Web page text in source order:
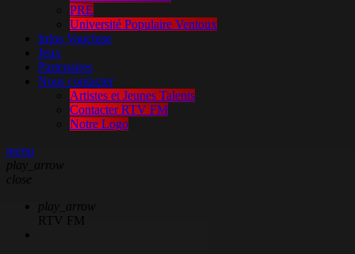
PRE
Université Populaire Ventoux
Infos Vaucluse
Jeux
Partenaires
Nous contacter
Artistes et Jeunes Talents
Contacter RTV FM
Notre Logo
menu
play_arrow
close
play_arrow
RTV FM